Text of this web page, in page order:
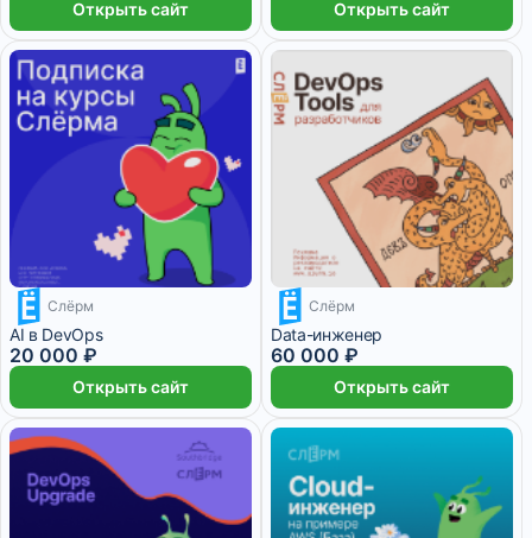
Открыть сайт Открыть сайт
5 000 ₽/мес
Слёрм
AI в DevOps
20 000 ₽
Открыть сайт
15 000 ₽/мес
Слёрм
Data-инженер
60 000 ₽
Открыть сайт